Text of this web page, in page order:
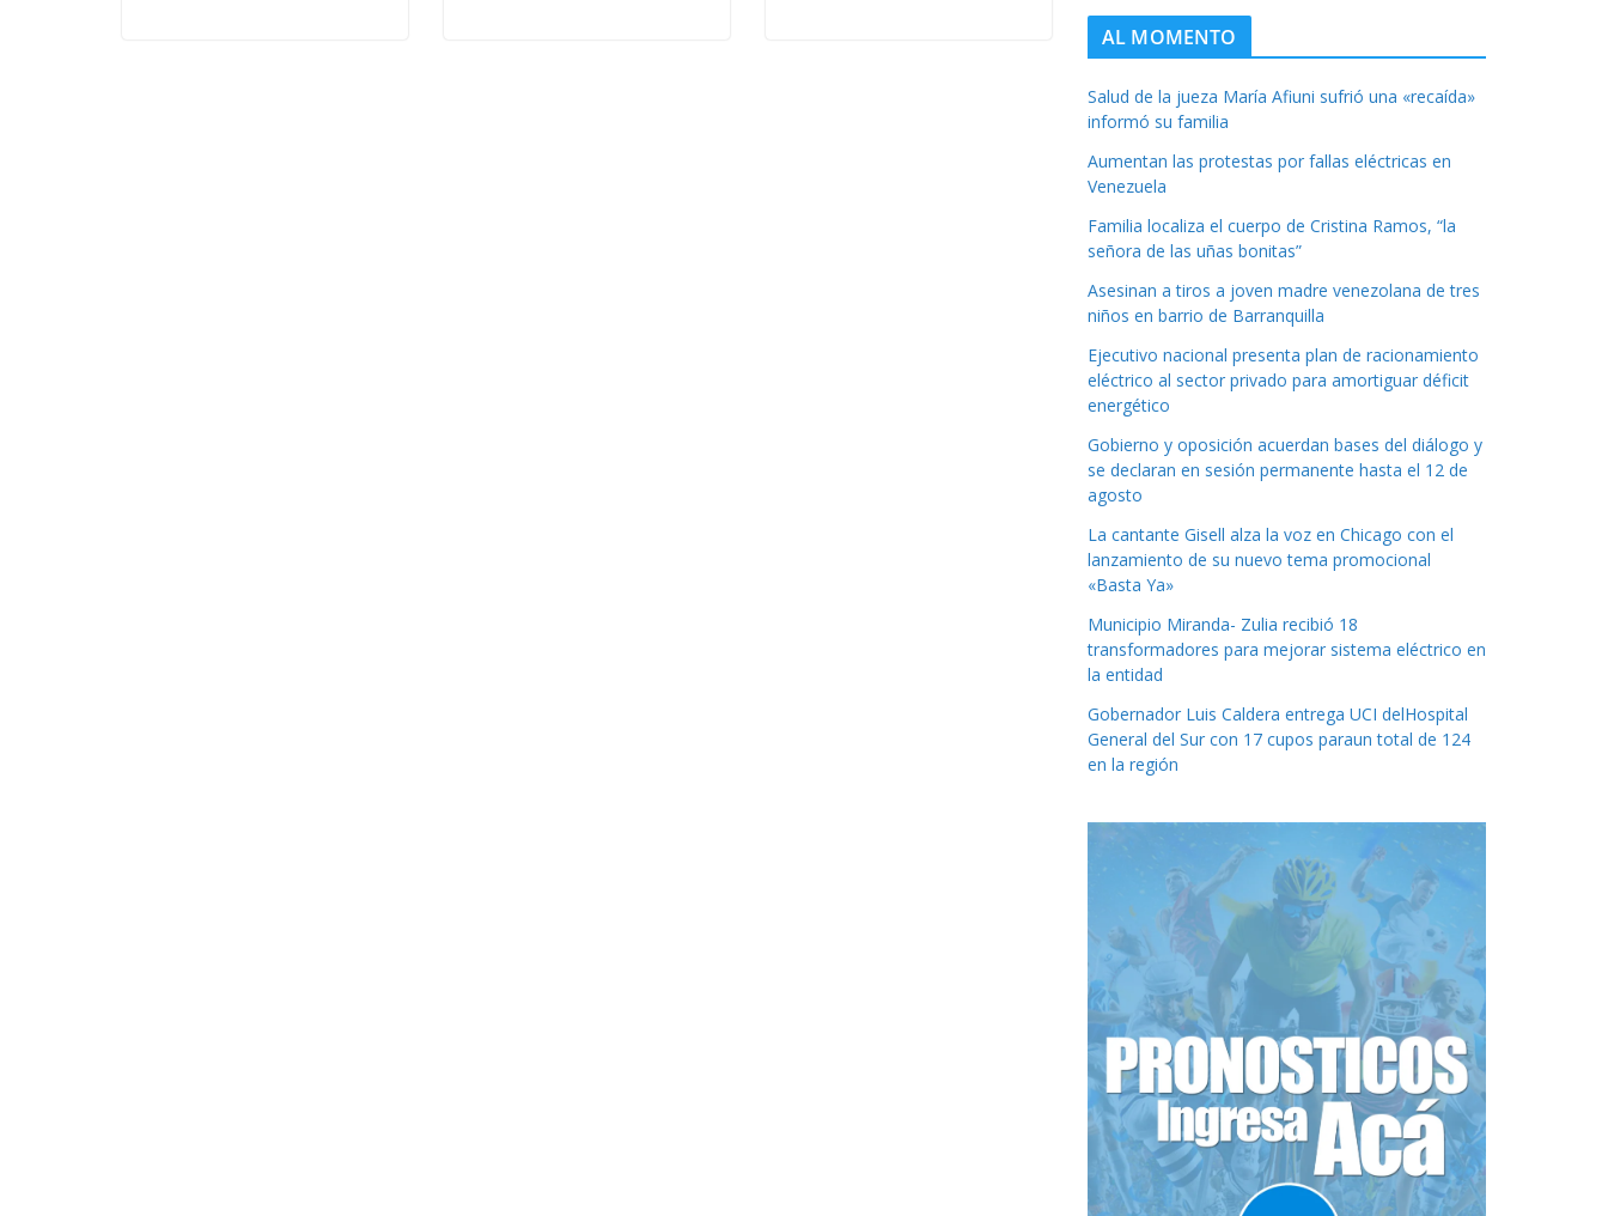
AL MOMENTO
Salud de la jueza María Afiuni sufrió una «recaída»
informó su familia
Aumentan las protestas por fallas eléctricas en
Venezuela
Familia localiza el cuerpo de Cristina Ramos, “la
señora de las uñas bonitas”
Asesinan a tiros a joven madre venezolana de tres
niños en barrio de Barranquilla
Ejecutivo nacional presenta plan de racionamiento
eléctrico al sector privado para amortiguar déficit
energético
Gobierno y oposición acuerdan bases del diálogo y
se declaran en sesión permanente hasta el 12 de
agosto
La cantante Gisell alza la voz en Chicago con el
lanzamiento de su nuevo tema promocional
«Basta Ya»
Municipio Miranda- Zulia recibió 18
transformadores para mejorar sistema eléctrico en
la entidad
Gobernador Luis Caldera entrega UCI delHospital
General del Sur con 17 cupos paraun total de 124
en la región